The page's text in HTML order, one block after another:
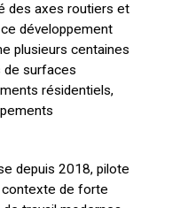
des axes routiers et
développement
plusieurs centaines
de surfaces
résidentiels,
depuis 2018, pilote
contexte de forte